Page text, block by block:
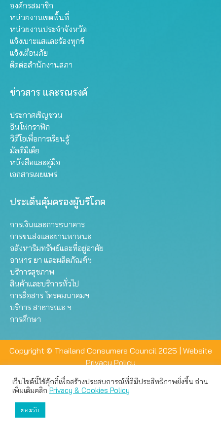
องค์กรสมาชิก
หน่วยงานเขตพื้นที่
หน่วยงานประจำจังหวัด
แจ้งเบาะแสและร้องทุกข์
แจ้งเตือนภัย
ติดต่อสำนักงานสภา
ข่าวสาร และรณรงค์
ประกาศเชิญชวน
อินโฟกราฟิก
วิดีโอเพื่อการเรียนรู้
มัลติมีเดีย
หนังสือและคู่มือ
เอกสารเผยแพร่
ประเด็นคุ้มครองผู้บริโภค
การเงินและการธนาคาร
การขนส่งและยานพาหนะ
อสังหาริมทรัพย์และที่อยู่อาศัย
อาหาร ยา และผลิตภัณฑ์ฯ
บริการสุขภาพ
สินค้าและบริการทั่วไป
การสื่อสาร โทรคมนาคมฯ
บริการ สาธารณะ ฯ
การศึกษา
Copyright © Thailand Consumers Council 2025 | Website
Privacy Policy
เว็บไซต์นี้ใช้คุ้กกี้เพื่อสร้างประสบการณ์ที่ดีมีประสิทธิภาพยิ่งขึ้น อ่าน
เพิ่มเติมคลิกPrivacy & Cookies Policy
ยอมรับ
เว็บไซต์นี้ใช้คุกกี้เพื่อมอบประสบการณ์การใช้งานที่ดีให้แก่ท่าน คุณ
สามารถเลือกตั้งค่าความเป็นส่วนตัวได้
ยอมรับทั้งหมด